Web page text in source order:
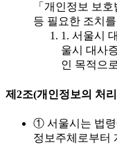
알겠습니다. 이제
네, 그렇죠.
다른 데 가지 마시
스스로 지키는 건
「개인정보 보
등 필요한 조치
1. 서울시
울시 대사
인 목적으
제2조(개인정보의 처
① 서울시는 법령
정보주체로부터